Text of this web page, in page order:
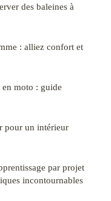
des baleines à
: alliez confort et
moto : guide
pour un intérieur
par projet
incontournables